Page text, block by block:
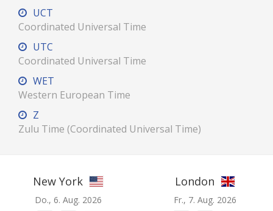
UCT
Coordinated Universal Time
UTC
Coordinated Universal Time
WET
Western European Time
Z
Zulu Time (Coordinated Universal Time)
New York
Do., 6. Aug. 2026
London
Fr., 7. Aug. 2026